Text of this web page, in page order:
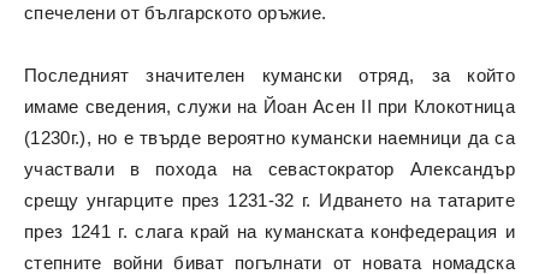
спечелени от българското оръжие.
Последният значителен кумански отряд, за който
имаме сведения, служи на Йоан Асен II при Клокотница
(1230г.), но е твърде вероятно кумански наемници да са
участвали в похода на севастократор Александър
срещу унгарците през 1231-32 г. Идването на татарите
през 1241 г. слага край на куманската конфедерация и
степните войни биват погълнати от новата номадска